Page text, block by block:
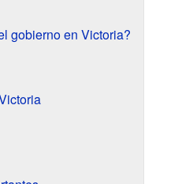
gobierno en Victoria?